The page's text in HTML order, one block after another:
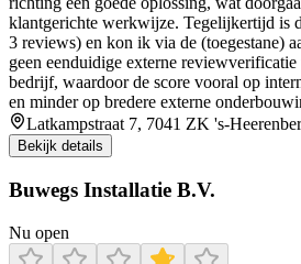
klantgerichte werkwijze. Tegelijkertijd is
3 reviews) en kon ik via de (toegestane)
geen eenduidige externe
bedrijf, waardoor de score vooral op
en minder op bredere externe
Latkampstraat 7, 7041 ZK 's-
Bekijk details
Buwegs Installatie B.V.
Nu open